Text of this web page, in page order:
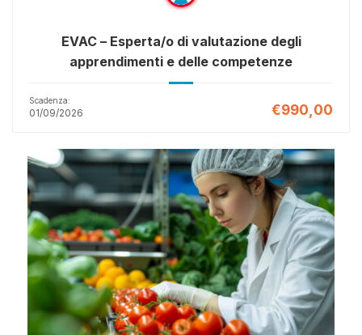
EVAC – Esperta/o di valutazione degli
apprendimenti e delle competenze
Scadenza:
01/09/2026 €990,00